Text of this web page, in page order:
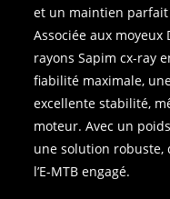
et un maintien parfait
Associée aux moyeux
rayons Sapim cx-ray
fiabilité maximale,
excellente stabilité,
moteur. Avec un
une solution
l’E-MTB engagé.